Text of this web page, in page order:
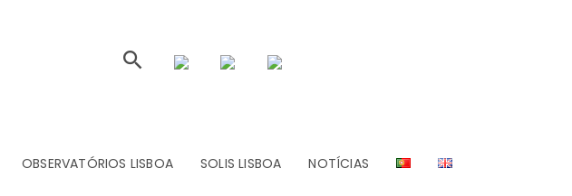
OBSERVATÓRIOS LISBOA SOLIS LISBOA NOTÍCIAS